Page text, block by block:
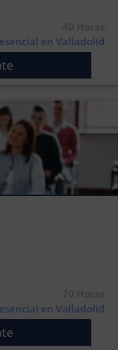
40 Horas
en Valladolid
70 Horas
en Valladolid